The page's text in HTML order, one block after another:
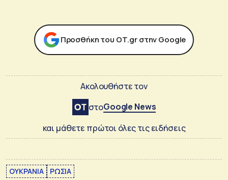
Προσθήκη του ΟΤ.gr στην Google
Ακολουθήστε τον
στοGoogle News
και μάθετε πρώτοι όλες τις ειδήσεις
ΟΥΚΡΑΝΙΑ ΡΩΣΙΑ